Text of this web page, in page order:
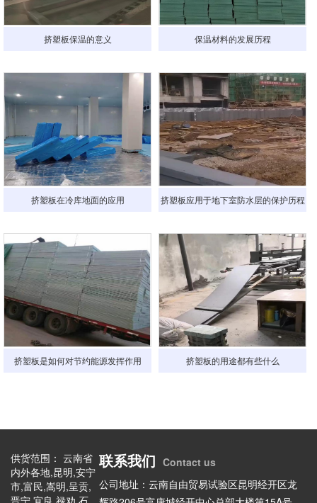
挤塑板保温的意义 保温材料的发展历程
挤塑板在冷库地面的应用 挤塑板应用于地下室防水层的保护历程
挤塑板是如何对节约能源发挥作用 挤塑板的用途都有些什么
供货范围： 云南省
内外各地,昆明,安宁
市,富民,嵩明,呈贡,
晋宁,宜良,禄劝,石
联系我们 Contact us
公司地址：云南自由贸易试验区昆明经开区龙